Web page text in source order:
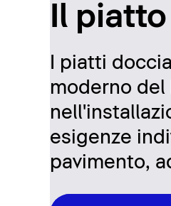
Il
I piatti
moderno
esigenze
pavimento,